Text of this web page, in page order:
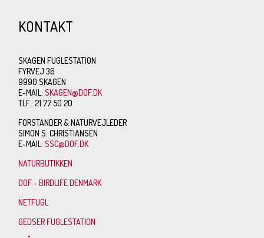
KONTAKT
SKAGEN FUGLESTATION
FYRVEJ 36
9990 SKAGEN
E-MAIL:SKAGEN@DOF.DK
TLF.: 21 77 50 20
FORSTANDER & NATURVEJLEDER
SIMON S. CHRISTIANSEN
E-MAIL:SSC@DOF.DK
NATURBUTIKKEN
DOF - BIRDLIFE DENMARK
NETFUGL
GEDSER FUGLESTATION